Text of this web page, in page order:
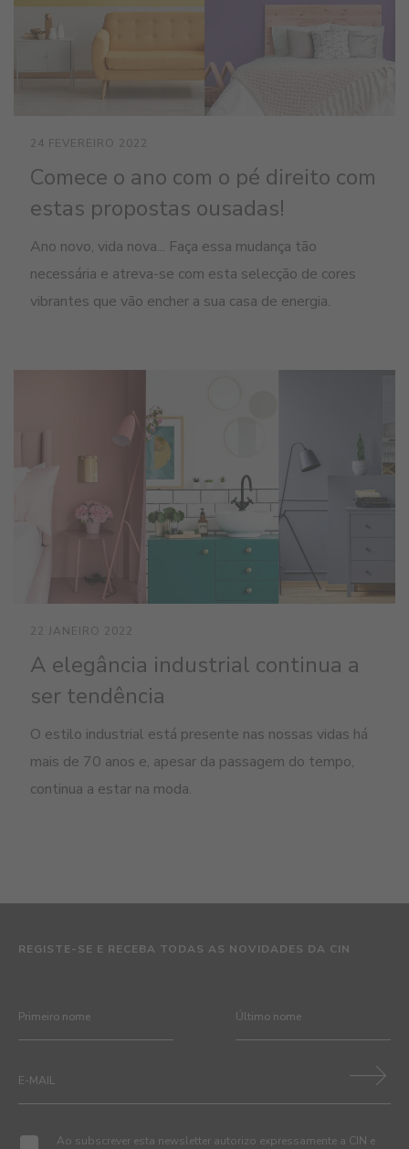
Comece o ano com o pé direito com
estas propostas ousadas!
24 FEVEREIRO 2022
Ano novo, vida nova... Faça essa mudança tão
necessária e atreva-se com esta selecção de cores
vibrantes que vão encher a sua casa de energia.
A elegância industrial continua a
ser tendência
22 JANEIRO 2022
O estilo industrial está presente nas nossas vidas há
mais de 70 anos e, apesar da passagem do tempo,
continua a estar na moda.
REGISTE-SE E RECEBA TODAS AS NOVIDADES DA CIN
Ao subscrever esta newsletter autorizo expressamente a CIN e